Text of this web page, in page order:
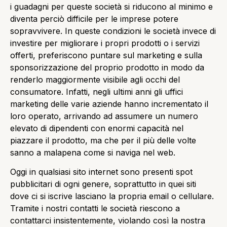
i guadagni per queste società si riducono al minimo e
diventa perciò difficile per le imprese potere
sopravvivere. In queste condizioni le società invece di
investire per migliorare i propri prodotti o i servizi
offerti, preferiscono puntare sul marketing e sulla
sponsorizzazione del proprio prodotto in modo da
renderlo maggiormente visibile agli occhi del
consumatore. Infatti, negli ultimi anni gli uffici
marketing delle varie aziende hanno incrementato il
loro operato, arrivando ad assumere un numero
elevato di dipendenti con enormi capacità nel
piazzare il prodotto, ma che per il più delle volte
sanno a malapena come si naviga nel web.
Oggi in qualsiasi sito internet sono presenti spot
pubblicitari di ogni genere, soprattutto in quei siti
dove ci si iscrive lasciano la propria email o cellulare.
Tramite i nostri contatti le società riescono a
contattarci insistentemente, violando così la nostra